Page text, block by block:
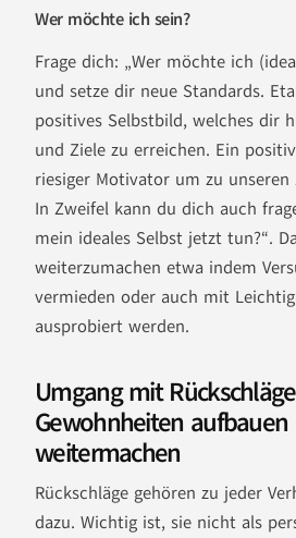
Wer möchte ich sein?
Frage dich: „Wer möchte ich
und setze dir neue Standards.
positives Selbstbild, welches dir
und Ziele zu erreichen. Ein
riesiger Motivator um zu unseren
In Zweifel kann du dich auch
mein ideales Selbst jetzt tun?“.
weiterzumachen etwa indem
vermieden oder auch mit
ausprobiert werden.
Umgang mit
Gewohnheiten
weitermachen
Rückschläge gehören zu jeder
dazu. Wichtig ist, sie nicht als